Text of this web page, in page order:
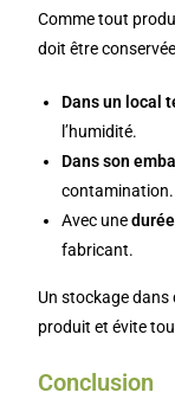
Comme tout
doit être
Dans un local
l’humidité.
Dans son
contamination.
Avec une
fabricant.
Un stockage dans
produit et évite
Conclusion